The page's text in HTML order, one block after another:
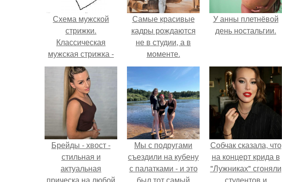
Схема мужской
стрижки.
Классическая
мужская стрижка -
точная пошаговая
схема выполнения:
Самые красивые
кадры рождаются
не в студии, а в
моменте.
У анны плетнёвой
день ностальгии.
Брейды - хвост -
стильная и
актуальная
Мы с подругами
съездили на кубену
с палатками - и это
Собчак сказала, что
на концерт крида в
"Лужниках" сгоняли